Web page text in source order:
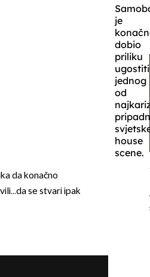
je
dobio
priliku
ugostiti
jednog
od
svjetske
house
scene.
da konačno
se stvari ipak